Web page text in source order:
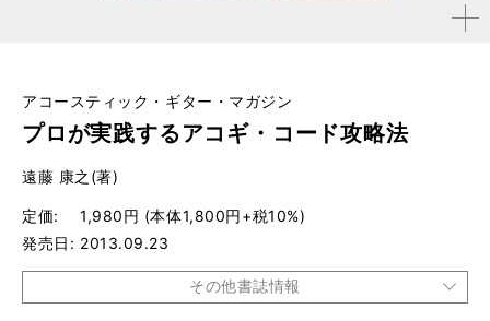
拡大す
アコースティック・ギター・マガジン
プロが実践するアコギ・コード攻略法
遠藤 康之(著)
定価
1,980円 (本体1,800円+税10%)
発売日
2013.09.23
その他書誌情報